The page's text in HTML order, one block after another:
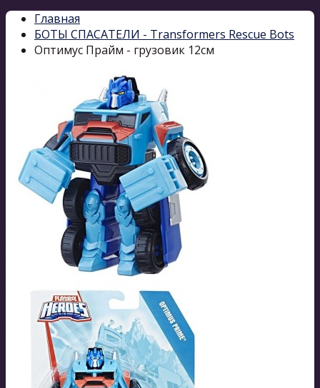
Главная
БОТЫ СПАСАТЕЛИ - Transformers Rescue Bots
Оптимус Прайм - грузовик 12см